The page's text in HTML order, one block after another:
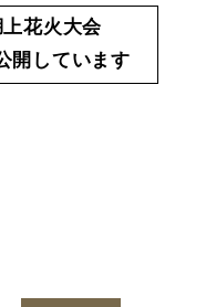
花火大会
開しています